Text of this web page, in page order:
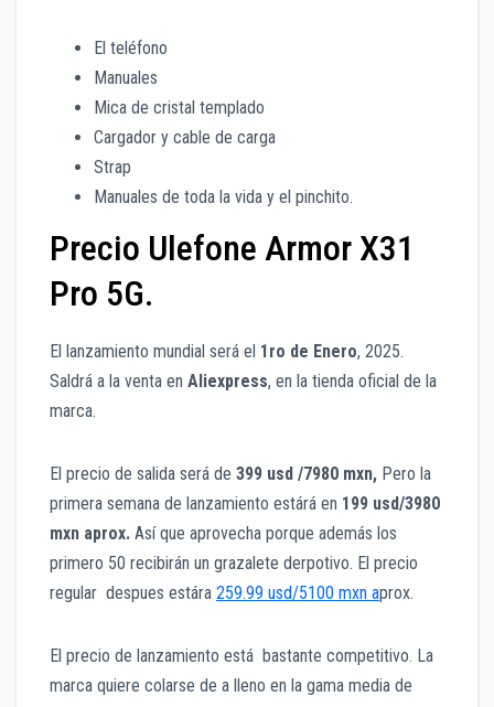
El teléfono
Manuales
Mica de cristal templado
Cargador y cable de carga
Strap
Manuales de toda la vida y el pinchito.
Precio Ulefone Armor X31
Pro 5G.
El lanzamiento mundial será el 1ro de Enero, 2025.
Saldrá a la venta en Aliexpress, en la tienda oficial de la
marca.
El precio de salida será de 399 usd /7980 mxn, Pero la
primera semana de lanzamiento estárá en 199 usd/3980
mxn aprox. Así que aprovecha porque además los
primero 50 recibirán un grazalete derpotivo. El precio
regular despues estára 259.99 usd/5100 mxn aprox.
El precio de lanzamiento está bastante competitivo. La
marca quiere colarse de a lleno en la gama media de